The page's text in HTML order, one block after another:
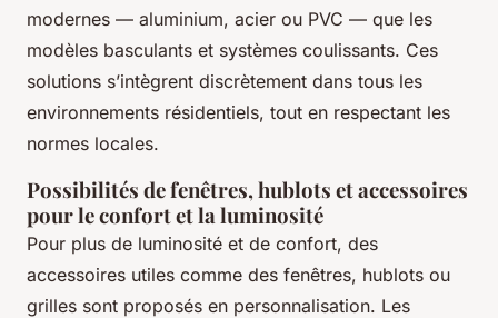
modernes — aluminium, acier ou PVC — que les
modèles basculants et systèmes coulissants. Ces
solutions s’intègrent discrètement dans tous les
environnements résidentiels, tout en respectant les
normes locales.
Possibilités de fenêtres, hublots et accessoires
pour le confort et la luminosité
Pour plus de luminosité et de confort, des
accessoires utiles comme des fenêtres, hublots ou
grilles sont proposés en personnalisation. Les